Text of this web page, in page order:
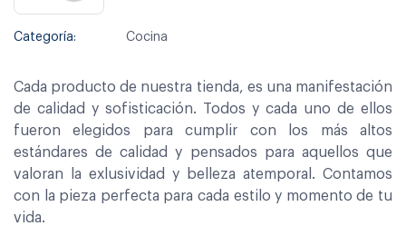
Categoría: Cocina
Cada producto de nuestra tienda, es una manifestación
de calidad y sofisticación. Todos y cada uno de ellos
fueron elegidos para cumplir con los más altos
estándares de calidad y pensados para aquellos que
valoran la exlusividad y belleza atemporal. Contamos
con la pieza perfecta para cada estilo y momento de tu
vida.